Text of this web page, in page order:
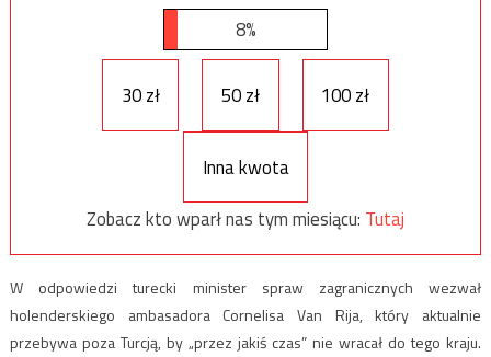
8%
30 zł 50 zł 100 zł
Inna kwota
Zobacz kto wparł nas tym miesiącu: Tutaj
W odpowiedzi turecki minister spraw zagranicznych wezwał
holenderskiego ambasadora Cornelisa Van Rija, który aktualnie
przebywa poza Turcją, by „przez jakiś czas” nie wracał do tego kraju.